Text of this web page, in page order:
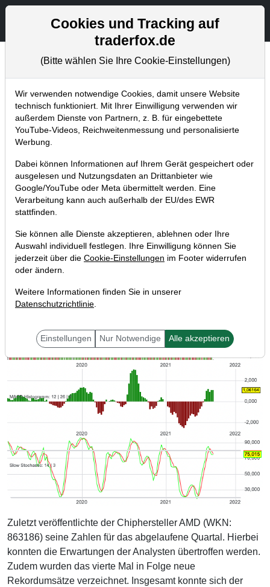
Aktien- und Artikelsuche
Chartanalysen
Home Blog Chartanalysen
Chartanalyse AMD:
Einstiegsgelegenheit nach starken
Quartalszahlen?
28.07.2021 um 07:18 Uhr | P. Uhlschmied
Zuletzt veröffentlichte der Chiphersteller AMD (WKN:
863186) seine Zahlen für das abgelaufene Quartal. Hierbei
konnten die Erwartungen der Analysten übertroffen werden.
Zudem wurden das vierte Mal in Folge neue
Rekordumsätze verzeichnet. Insgesamt konnte sich der
Cookies und Tracking auf
traderfox.de
(Bitte wählen Sie Ihre Cookie-Einstellungen)
Wir verwenden notwendige Cookies, damit unsere Website
technisch funktioniert. Mit Ihrer Einwilligung verwenden wir
außerdem Dienste von Partnern, z. B. für eingebettete
YouTube-Videos, Reichweitenmessung und personalisierte
Werbung.
Dabei können Informationen auf Ihrem Gerät gespeichert oder
ausgelesen und Nutzungsdaten an Drittanbieter wie
Google/YouTube oder Meta übermittelt werden. Eine
Verarbeitung kann auch außerhalb der EU/des EWR
stattfinden.
Sie können alle Dienste akzeptieren, ablehnen oder Ihre
Auswahl individuell festlegen. Ihre Einwilligung können Sie
jederzeit über die Cookie-Einstellungen im Footer widerrufen
oder ändern.
Weitere Informationen finden Sie in unserer
Datenschutzrichtlinie.
Einstellungen Nur Notwendige Alle akzeptieren